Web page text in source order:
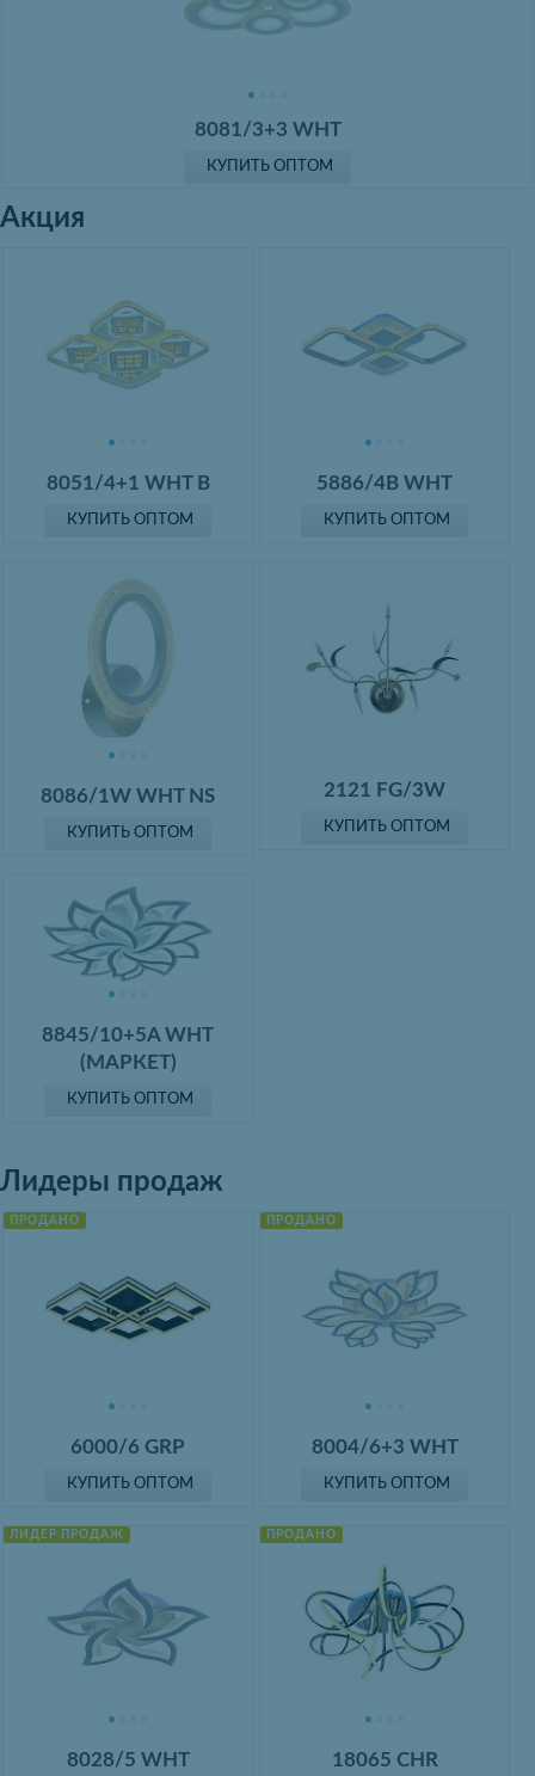
8081/3+3 WHT
КУПИТЬ ОПТОМ
Акция
8051/4+1 WHT B
КУПИТЬ ОПТОМ
5886/4B WHT
КУПИТЬ ОПТОМ
8086/1W WHT NS
КУПИТЬ ОПТОМ
2121 FG/3W
КУПИТЬ ОПТОМ
8845/10+5A WHT
(МАРКЕТ)
КУПИТЬ ОПТОМ
Лидеры продаж
ПРОДАНО
6000/6 GRP
КУПИТЬ ОПТОМ
ПРОДАНО
8004/6+3 WHT
КУПИТЬ ОПТОМ
ЛИДЕР ПРОДАЖ
8028/5 WHT
ПРОДАНО
18065 CHR